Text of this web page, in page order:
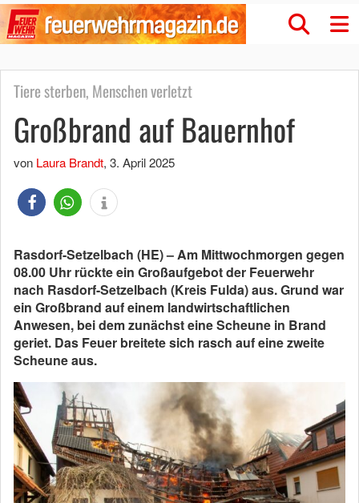
Tiere sterben, Menschen verletzt
Großbrand auf Bauernhof
von Laura Brandt, 3. April 2025
Rasdorf-Setzelbach (HE) – Am Mittwochmorgen gegen
08.00 Uhr rückte ein Großaufgebot der Feuerwehr
nach Rasdorf-Setzelbach (Kreis Fulda) aus. Grund war
ein Großbrand auf einem landwirtschaftlichen
Anwesen, bei dem zunächst eine Scheune in Brand
geriet. Das Feuer breitete sich rasch auf eine zweite
Scheune aus.